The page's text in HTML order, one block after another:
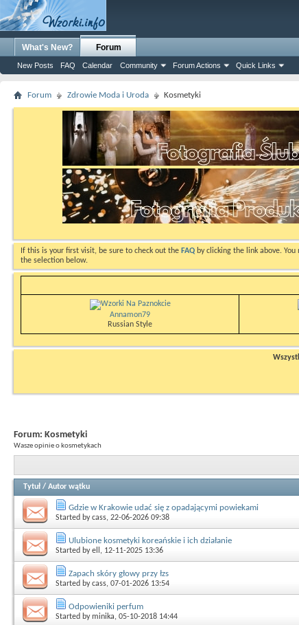
What's New? Forum
New Posts FAQ Calendar Community Forum Actions Quick Links
Forum Zdrowie Moda i Uroda Kosmetyki
If this is your first visit, be sure to check out the FAQ by clicking the link above. You
the selection below.
Annamon79
Russian Style
Forum: Kosmetyki
Wasze opinie o kosmetykach
Tytuł / Autor wątku
Gdzie w Krakowie udać się z opadającymi powiekami
Started bycass, 22-06-2026 09:38
Ulubione kosmetyki koreańskie i ich działanie
Started byell , 12-11-2025 13:36
Zapach skóry głowy przy łzs
Started bycass, 07-01-2026 13:54
Odpowieniki perfum
Started byminika, 05-10-2018 14:44